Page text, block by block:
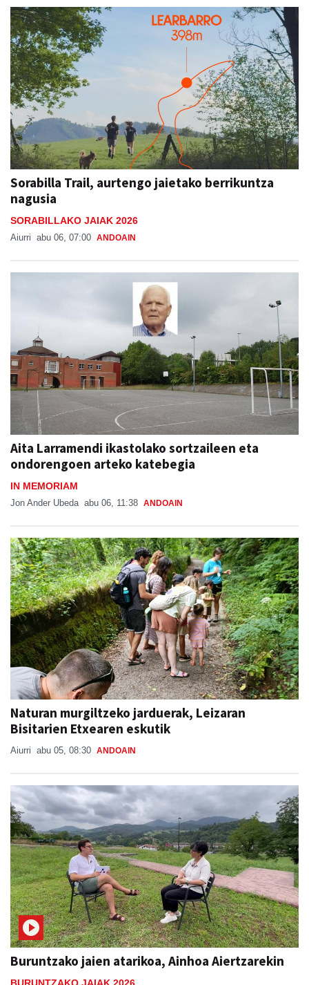
Sorabilla Trail, aurtengo jaietako berrikuntza
nagusia
SORABILLAKO JAIAK 2026
Aiurri abu 06, 07:00 ANDOAIN
Aita Larramendi ikastolako sortzaileen eta
ondorengoen arteko katebegia
IN MEMORIAM
Jon Ander Ubeda abu 06, 11:38 ANDOAIN
Naturan murgiltzeko jarduerak, Leizaran
Bisitarien Etxearen eskutik
Aiurri abu 05, 08:30 ANDOAIN
Buruntzako jaien atarikoa, Ainhoa Aiertzarekin